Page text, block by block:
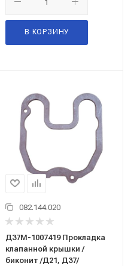
В КОРЗИНУ
082.144.020
Д37М-1007419 Прокладка
клапанной крышки /
биконит /Д21, Д37/